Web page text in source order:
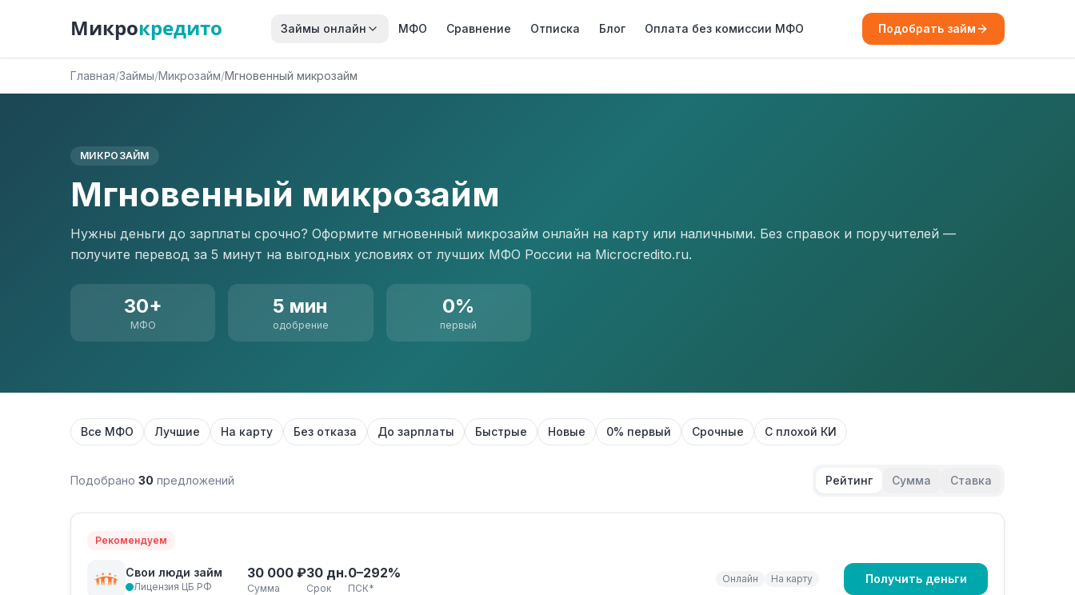
Микрокредито Займы онлайн МФО Сравнение Отписка Блог Оплата без комиссии МФО Подобрать займ
Главная/Займы/Микрозайм/Мгновенный микрозайм
МИКРОЗАЙМ
Мгновенный микрозайм
Нужны деньги до зарплаты срочно? Оформите мгновенный микрозайм онлайн на карту или наличными. Без справок и поручителей —
получите перевод за 5 минут на выгодных условиях от лучших МФО России на Microcredito.ru.
30+
МФО
5 мин
одобрение
0%
первый
Все МФО Лучшие На карту Без отказа До зарплаты Быстрые Новые 0% первый Срочные С плохой КИ
Подобрано 30 предложений Рейтинг Сумма Ставка
Рекомендуем
Свои люди займ
Лицензия ЦБ РФ
30 000 ₽
Сумма
30 дн.
Срок
0–292%
ПСК*
Онлайн На карту Получить деньги